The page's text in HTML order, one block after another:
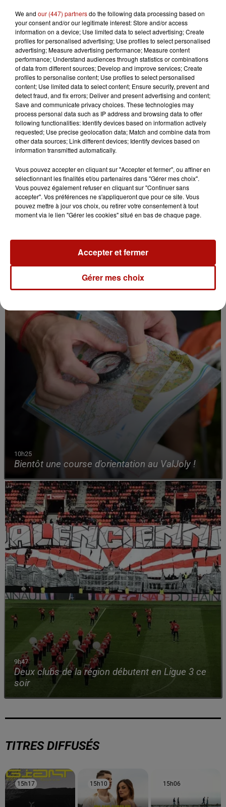
13h19
La forêt de Mormal inaccessible jusqu'en 2027
10h25
Bientôt une course d'orientation au ValJoly !
9h47
Deux clubs de la région débutent en Ligue 3 ce
soir
TITRES DIFFUSÉS
15h17
15h17 15h10
15h10 15h06
15h06
We and our (447) partnersdo the following data processing based on
your consent and/or our legitimate interest: Store and/or access
information on a device; Use limited data to select advertising; Create
profiles for personalised advertising; Use profiles to select personalised
advertising; Measure advertising performance; Measure content
performance; Understand audiences through statistics or combinations
of data from different sources; Develop and improve services; Create
profiles to personalise content; Use profiles to select personalised
content; Use limited data to select content; Ensure security, prevent and
detect fraud, and fix errors; Deliver and present advertising and content;
Save and communicate privacy choices. These technologies may
process personal data such as IP address and browsing data to offer
following functionalities: Identify devices based on information actively
requested; Use precise geolocation data; Match and combine data from
other data sources; Link different devices; Identify devices based on
information transmitted automatically.
Vous pouvez accepter en cliquant sur "Accepter et fermer", ou affiner en
sélectionnant les finalités et/ou partenaires dans "Gérer mes choix".
Vous pouvez également refuser en cliquant sur "Continuer sans
accepter". Vos préférences ne s'appliqueront que pour ce site. Vous
pouvez mettre à jour vos choix, ou retirer votre consentement à tout
moment via le lien "Gérer les cookies" situé en bas de chaque page.
Gérer mes choix
Accepter et fermer